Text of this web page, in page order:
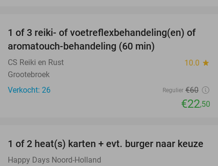
63%
1 of 3 reiki- of voetreflexbehandeling(en) of
aromatouch-behandeling (60 min)
CS Reiki en Rust 10.0 star
Grootebroek
Verkocht: 26
Regulier €60
€22,50
19%
1 of 2 heat(s) karten + evt. burger naar keuze
Happy Days Noord-Holland